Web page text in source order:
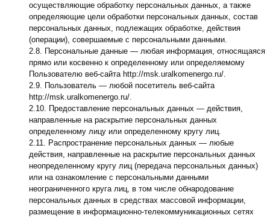
осуществляющие обработку персональных данных, а также
определяющие цели обработки персональных данных, состав
персональных данных, подлежащих обработке, действия
(операции), совершаемые с персональными данными.
2.8. Персональные данные — любая информация, относящаяся
прямо или косвенно к определенному или определяемому
Пользователю веб-сайта http://msk.uralkomenergo.ru/.
2.9. Пользователь — любой посетитель веб-сайта
http://msk.uralkomenergo.ru/.
2.10. Предоставление персональных данных — действия,
направленные на раскрытие персональных данных
определенному лицу или определенному кругу лиц.
2.11. Распространение персональных данных — любые
действия, направленные на раскрытие персональных данных
неопределенному кругу лиц (передача персональных данных)
или на ознакомление с персональными данными
неограниченного круга лиц, в том числе обнародование
персональных данных в средствах массовой информации,
размещение в информационно-телекоммуникационных сетях